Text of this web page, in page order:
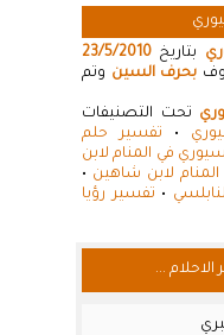
بتاريخ 23/5/2010
بحرف السين وتم
تحت التصنيفات
• تفسير حلم
في المنام لابن
لابن شاهين •
• تفسير رؤيا
...